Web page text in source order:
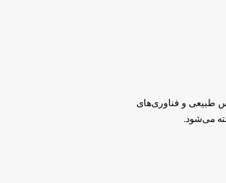
طبیعی و فناوری‌های
می‌شود.